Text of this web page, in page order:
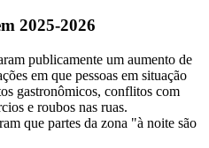
2025-2026
publicamente um aumento de
em que pessoas em situação
gastronômicos, conflitos com
e roubos nas ruas.
que partes da zona "à noite são